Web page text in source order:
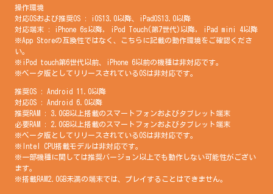
操作環境
対応OSおよび推奨OS : iOS13.0以降、iPadOS13.0以降
対応端末 : iPhone 6s以降, iPod Touch(第7世代)以降, iPad mini 4以降
※App Storeの互換性ではなく、こちらに記載の動作環境をご確認くださ
い。
※iPod touch第6世代以前、iPhone 6以前の機種は非対応です。
※ベータ版としてリリースされているOSは非対応です。
推奨OS : Android 11.0以降
対応OS : Android 6.0以降
推奨RAM : 3.0GB以上搭載のスマートフォンおよびタブレット端末
必要RAM : 2.0GB以上搭載のスマートフォンおよびタブレット端末
※ベータ版としてリリースされているOSは非対応です。
※Intel CPU搭載モデルは非対応です。
※一部機種に関しては推奨バージョン以上でも動作しない可能性がござい
ます。
※搭載RAM2.0GB未満の端末では、プレイすることはできません。